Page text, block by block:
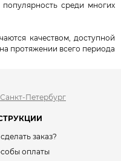
среди многих
качеством, доступной
протяжении всего периода
Санкт-Петербург
заказ?
оплаты